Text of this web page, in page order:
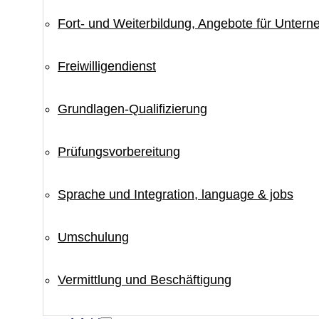
Fort- und Weiterbildung, Angebote für
Freiwilligendienst
Grundlagen-Qualifizierung
Prüfungsvorbereitung
Sprache und Integration, language & jobs
Umschulung
Vermittlung und Beschäftigung